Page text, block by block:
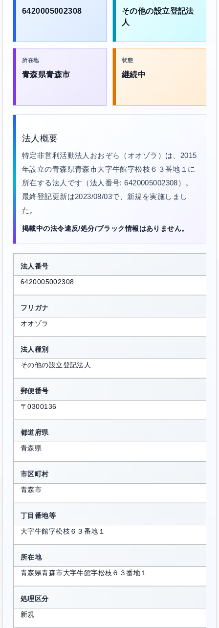
6420005002308
その他の設立登記法
人
所在地
青森県青森市
状態
継続中
法人概要
特定非営利活動法人おおぞら（オオゾラ）は、2015
年設立の青森県青森市大字牛館字松枝６３番地１に
所在する法人です（法人番号: 6420005002308）。
最終登記更新は2023/08/03で、新規を実施しまし
た。
掲載中の法令違反/処分/ブラック情報はありません。
法人番号
6420005002308
フリガナ
オオゾラ
法人種別
その他の設立登記法人
郵便番号
〒0300136
都道府県
青森県
市区町村
青森市
丁目番地等
大字牛館字松枝６３番地１
所在地
青森県青森市大字牛館字松枝６３番地１
処理区分
新規